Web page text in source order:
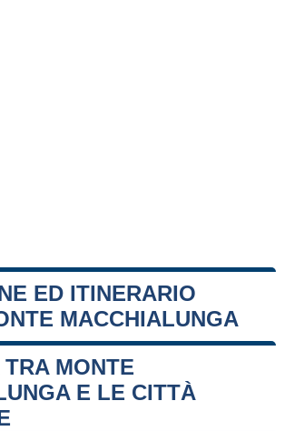
ED ITINERARIO
MACCHIALUNGA
Leaflet|Map data ©OpenStreetMapcontributors
MONTE
E LE CITTÀ